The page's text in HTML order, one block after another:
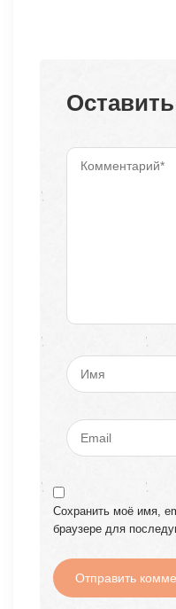
Сохранить моё имя,
браузере для